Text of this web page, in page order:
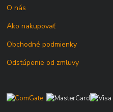
O nás
Ako nakupovať
Obchodné podmienky
Odstúpenie od zmluvy